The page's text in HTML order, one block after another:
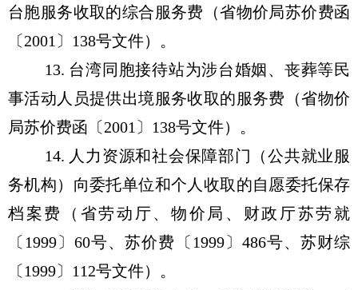
台胞服务收取的综合服务费（省物价局苏价费函
〔2001〕138号文件）。
13. 台湾同胞接待站为涉台婚姻、丧葬等民
事活动人员提供出境服务收取的服务费（省物价
局苏价费函〔2001〕138号文件）。
14. 人力资源和社会保障部门（公共就业服
务机构）向委托单位和个人收取的自愿委托保存
档案费（省劳动厅、物价局、财政厅苏劳就
〔1999〕60号、苏价费〔1999〕486号、苏财综
〔1999〕112号文件）。